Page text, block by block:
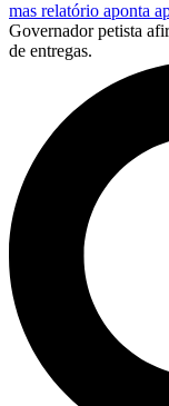
mas relatório aponta
Governador petista
de entregas.